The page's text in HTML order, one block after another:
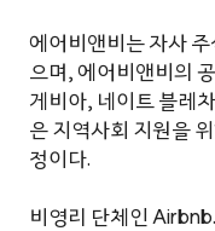
에어비앤비는 자사
으며, 에어비앤비의
게비아, 네이트 블레
은 지역사회 지원을
정이다.
비영리 단체인